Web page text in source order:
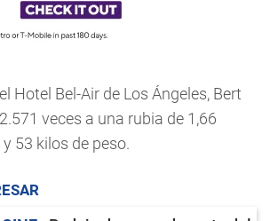
Hotel Bel-Air de Los Ángeles, Bert
veces a una rubia de 1,66
53 kilos de peso.